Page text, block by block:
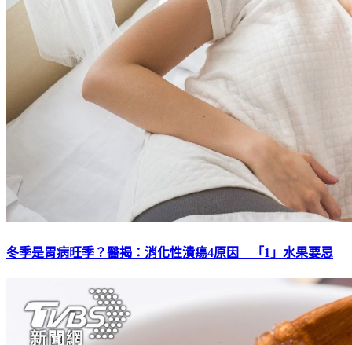
冬季是胃病旺季？醫揭：消化性潰瘍4原因 「1」水果要忌